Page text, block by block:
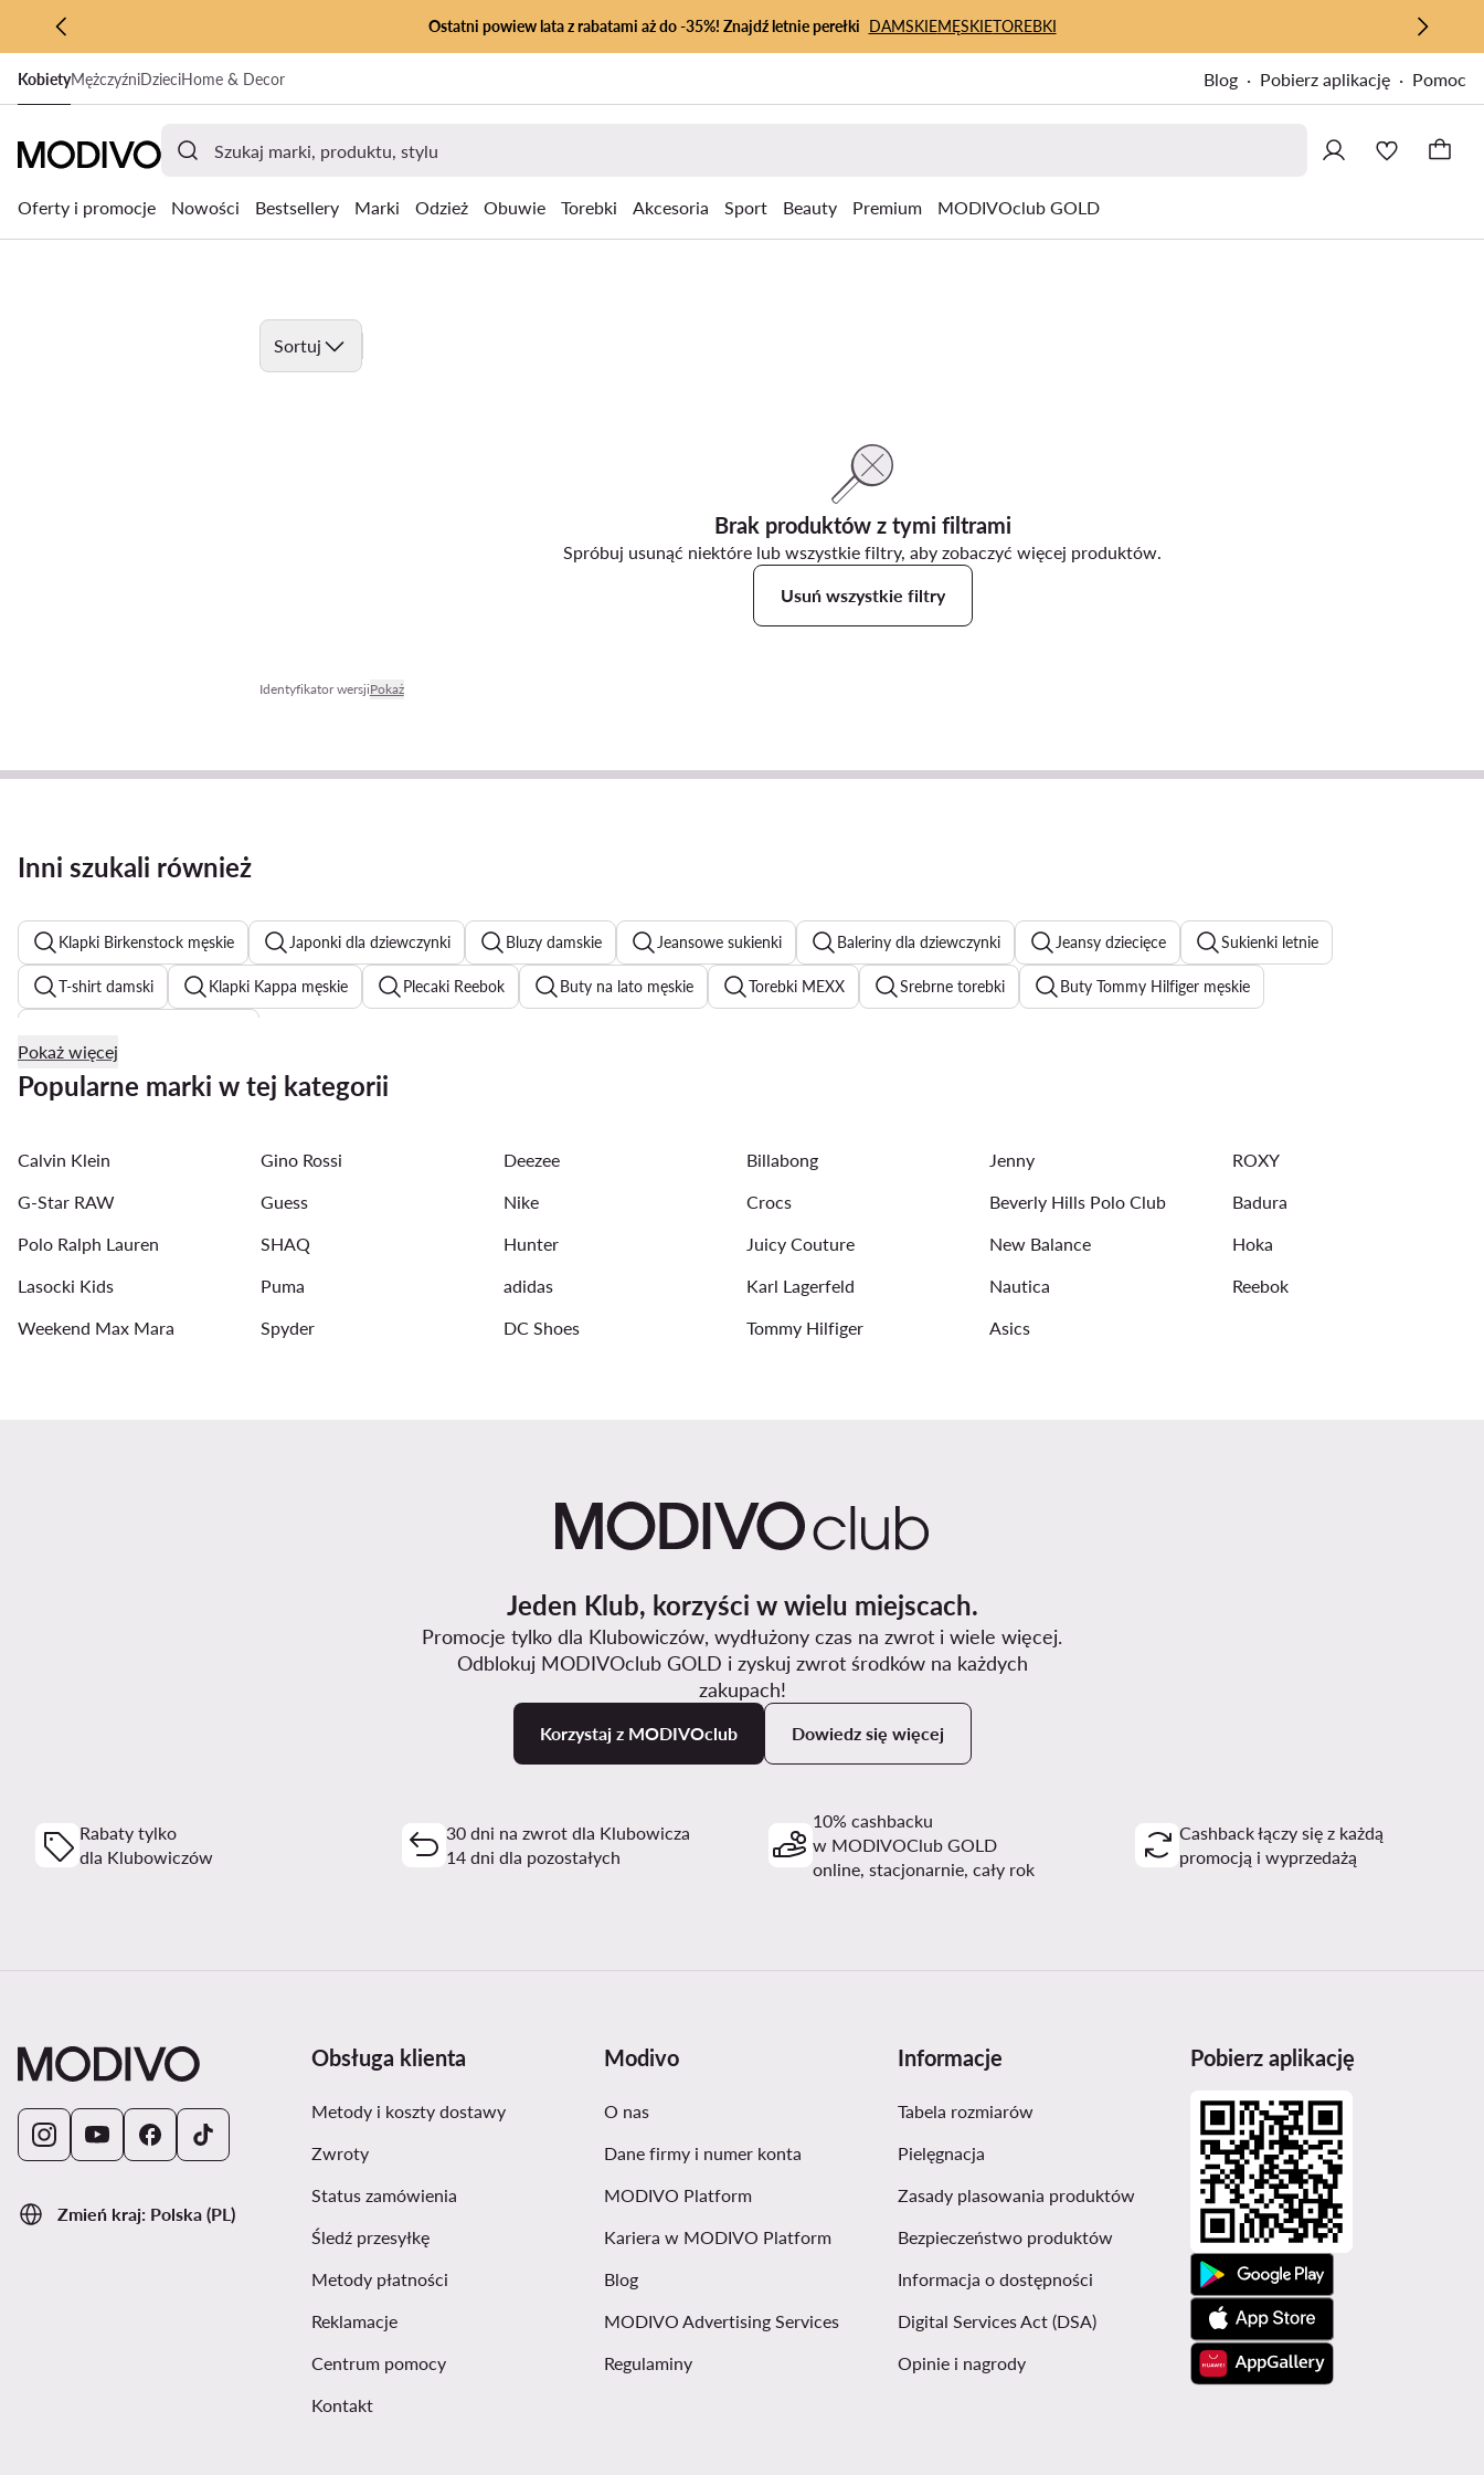
PRZEJDŹ DO GŁÓWNEJ ZAWARTOŚCI
PRZEJDŹ DO WYSZUKIWANIA
Ostatni powiew lata z rabatami aż do -35%! Znajdź letnie perełki DAMSKIEMĘSKIETOREBKI
KobietyMężczyźniDzieciHome & Decor Blog Pobierz aplikację Pomoc
Oferty i promocje Nowości Bestsellery Marki Odzież Obuwie Torebki Akcesoria Sport Beauty Premium MODIVOclub GOLD
Sortuj
Brak produktów z tymi filtrami
Spróbuj usunąć niektóre lub wszystkie filtry, aby zobaczyć więcej produktów.
Usuń wszystkie filtry
Identyfikator wersjiPokaż
Inni szukali również
Klapki Birkenstock męskie Japonki dla dziewczynki Bluzy damskie Jeansowe sukienki Baleriny dla dziewczynki Jeansy dziecięce Sukienki letnie
T-shirt damski Klapki Kappa męskie Plecaki Reebok Buty na lato męskie Torebki MEXX Srebrne torebki Buty Tommy Hilfiger męskie
Buty damskie Deezee Buty na platformie
Pokaż więcej
Popularne marki w tej kategorii
Calvin Klein Gino Rossi Deezee Billabong Jenny
ROXY
G-Star RAW
Guess Nike Crocs Beverly Hills Polo Club
Badura
Polo Ralph Lauren
SHAQ Hunter Juicy Couture New Balance
Hoka
Lasocki Kids
Puma adidas Karl Lagerfeld Nautica
Reebok
Weekend Max Mara
Spyder DC Shoes Tommy Hilfiger Asics
Jeden Klub, korzyści w wielu miejscach.
Promocje tylko dla Klubowiczów, wydłużony czas na zwrot i wiele więcej.
Odblokuj MODIVOclub GOLD i zyskuj zwrot środków na każdych
zakupach!
Korzystaj z MODIVOclub Dowiedz się więcej
Rabaty tylko
dla Klubowiczów
30 dni na zwrot dla Klubowicza
14 dni dla pozostałych
10% cashbacku
w MODIVOClub GOLD
online, stacjonarnie, cały rok
Cashback łączy się z każdą
promocją i wyprzedażą
Zmień kraj: Polska (PL)
Obsługa klienta
Metody i koszty dostawy
Zwroty
Status zamówienia
Śledź przesyłkę
Metody płatności
Reklamacje
Centrum pomocy
Kontakt
Modivo
O nas
Dane firmy i numer konta
MODIVO Platform
Kariera w MODIVO Platform
Blog
MODIVO Advertising Services
Regulaminy
Informacje
Tabela rozmiarów
Pielęgnacja
Zasady plasowania produktów
Bezpieczeństwo produktów
Informacja o dostępności
Digital Services Act (DSA)
Opinie i nagrody
Pobierz aplikację